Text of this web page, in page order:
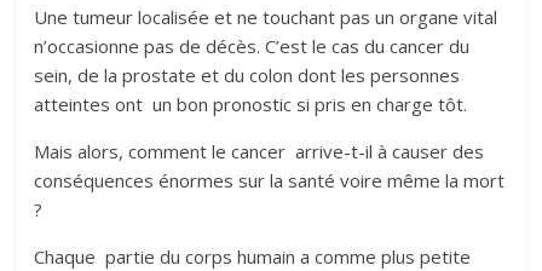
Une tumeur localisée et ne touchant pas un organe vital
n’occasionne pas de décès. C’est le cas du cancer du
sein, de la prostate et du colon dont les personnes
atteintes ont un bon pronostic si pris en charge tôt.
Mais alors, comment le cancer arrive-t-il à causer des
conséquences énormes sur la santé voire même la mort
?
Chaque partie du corps humain a comme plus petite